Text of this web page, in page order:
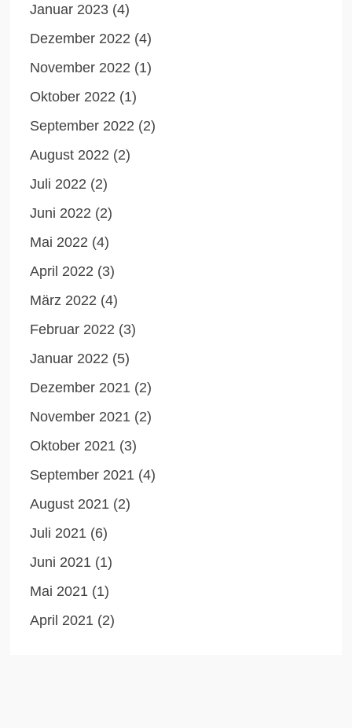
Januar 2023 (4)
Dezember 2022 (4)
November 2022 (1)
Oktober 2022 (1)
September 2022 (2)
August 2022 (2)
Juli 2022 (2)
Juni 2022 (2)
Mai 2022 (4)
April 2022 (3)
März 2022 (4)
Februar 2022 (3)
Januar 2022 (5)
Dezember 2021 (2)
November 2021 (2)
Oktober 2021 (3)
September 2021 (4)
August 2021 (2)
Juli 2021 (6)
Juni 2021 (1)
Mai 2021 (1)
April 2021 (2)